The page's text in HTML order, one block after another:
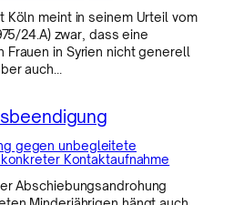
Köln meint in seinem Urteil vom
24.A) zwar, dass eine
Frauen in Syrien nicht generell
auch…
gegen unbegleitete
Kontaktaufnahme
Abschiebungsandrohung